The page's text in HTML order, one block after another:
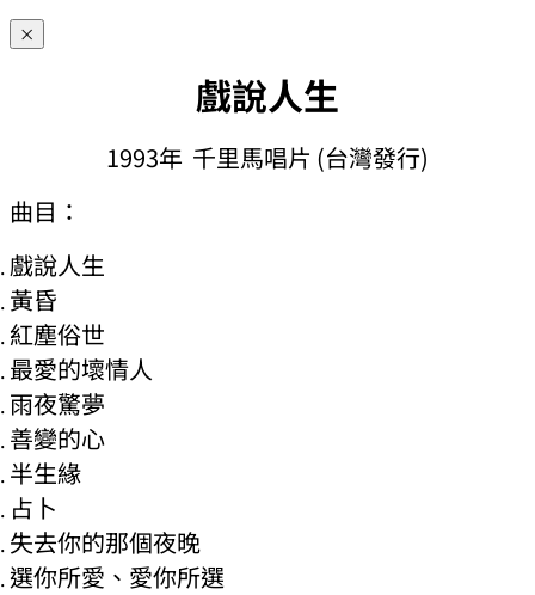
×
戲說人生
1993年 千里馬唱片 (台灣發行)
曲目：
戲說人生
黃昏
紅塵俗世
最愛的壞情人
雨夜驚夢
善變的心
半生緣
占卜
失去你的那個夜晚
選你所愛、愛你所選